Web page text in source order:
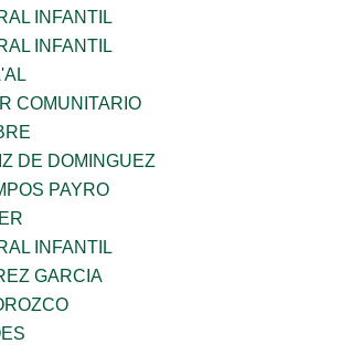
INFANTIL
INFANTIL
COMUNITARIO
DE DOMINGUEZ
PAYRO
INFANTIL
GARCIA